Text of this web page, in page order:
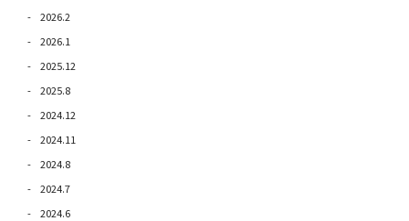
2026.2
2026.1
2025.12
2025.8
2024.12
2024.11
2024.8
2024.7
2024.6